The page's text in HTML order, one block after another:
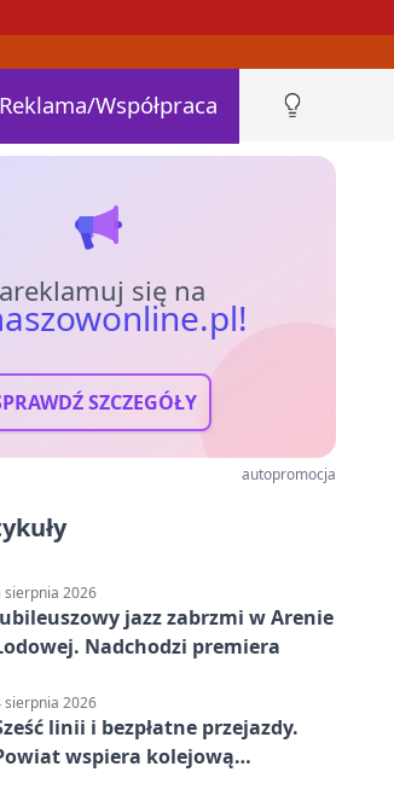
Reklama/Współpraca
się na
SZCZEGÓŁY
autopromocja
sierpnia 2026
jazz zabrzmi w Arenie
Nadchodzi premiera
sierpnia 2026
linii i bezpłatne przejazdy.
wspiera kolejową